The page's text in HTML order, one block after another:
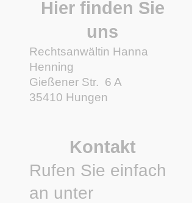
Hier finden Sie
uns
Rechtsanwältin Hanna
Henning
Gießener Str. 6 A
35410 Hungen
Kontakt
Rufen Sie einfach
an unter